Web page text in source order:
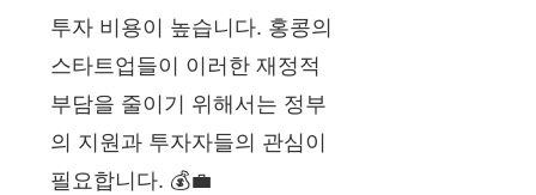
투자 비용이 높습니다. 홍콩의
스타트업들이 이러한 재정적
부담을 줄이기 위해서는 정부
의 지원과 투자자들의 관심이
필요합니다. 💰💼